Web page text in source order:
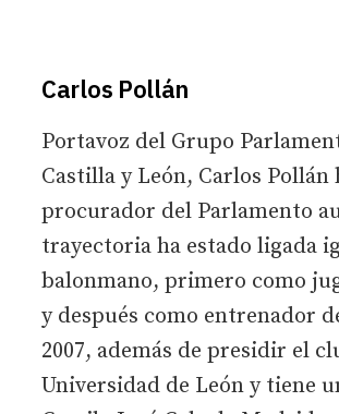
Carlos Pollán
Portavoz del Grupo
Castilla y León, Carlos
procurador del Parlamento
trayectoria ha estado ligada
balonmano, primero como
y después como entrenador
2007, además de presidir el
Universidad de León y tiene